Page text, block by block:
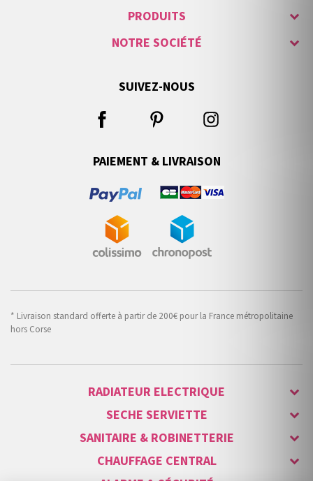
PRODUITS
NOTRE SOCIÉTÉ
SUIVEZ-NOUS
PAIEMENT & LIVRAISON
* Livraison standard offerte à partir de 200€ pour la France métropolitaine
hors Corse
RADIATEUR ELECTRIQUE
SECHE SERVIETTE
SANITAIRE & ROBINETTERIE
CHAUFFAGE CENTRAL